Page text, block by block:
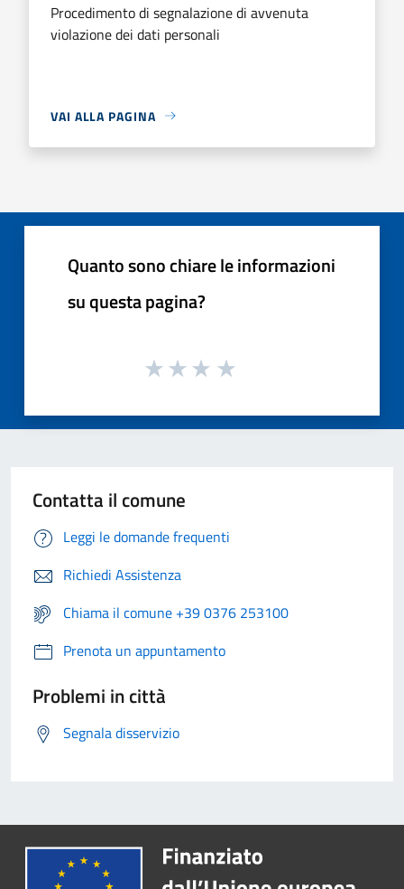
Procedimento di segnalazione di avvenuta
violazione dei dati personali
VAI ALLA PAGINA
Quanto sono chiare le informazioni
su questa pagina?
Contatta il comune
Leggi le domande frequenti
Richiedi Assistenza
Chiama il comune +39 0376 253100
Prenota un appuntamento
Problemi in città
Segnala disservizio